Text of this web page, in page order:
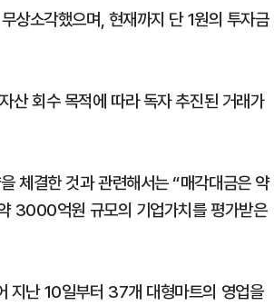
소각했으며, 현재까지 단 1원의 투자금
산 회수 목적에 따라 독자 추진된 거래가
체결한 것과 관련해서는 “매각대금은 약
3000억원 규모의 기업가치를 평가받은
지난 10일부터 37개 대형마트의 영업을